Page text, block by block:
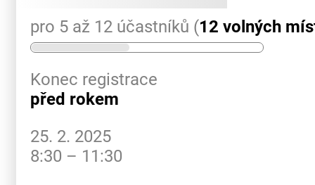
pro 5 až 12 účastníků (12 volných
Konec registrace
před rokem
25. 2. 2025
8:30 – 11:30